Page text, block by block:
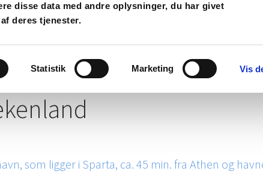
disse data med andre oplysninger, du har givet
deres tjenester.
Statistik Marketing Vis
2 PERIVOLI (65 kvm)
som ligger i Sparta, ca. 45 min. fra Athen og